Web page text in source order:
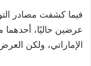
فيما كشفت مصادر
عرضين حاليًا،
الإماراتي، ولكن